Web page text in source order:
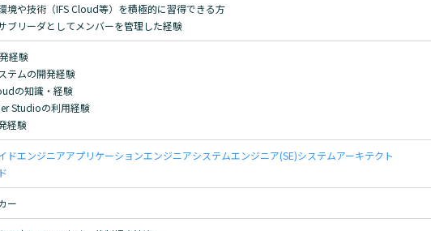
境や技術（IFS Cloud等）を積極的に習得できる方
ブリーダとしてメンバーを管理した経験
経験
テムの開発経験
の知識・経験
Studioの利用経験
経験
ドエンジニアアプリケーションエンジニアシステムエンジニア(SE)システムアーキテクト
ー